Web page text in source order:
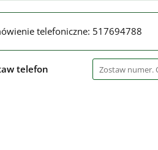
telefoniczne: 517694788
telefon